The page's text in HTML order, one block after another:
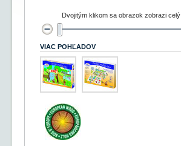
Dvojitým klikom sa obrazok zobrazi celý
VIAC POHĽADOV